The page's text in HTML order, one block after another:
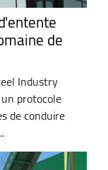
de
Industry
protocole
de conduire